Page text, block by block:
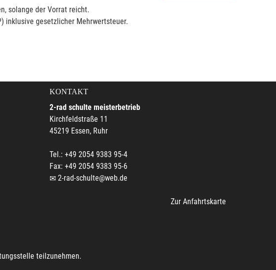
solange der Vorrat reicht.
inklusive gesetzlicher Mehrwertsteuer.
KONTAKT
2-rad schulte meisterbetrieb
Kirchfeldstraße 11
45219 Essen, Ruhr
Tel.: +49 2054 9383 95-4
Fax: +49 2054 9383 95-6
2-rad-schulte@web.de
Zur Anfahrtskarte
teilzunehmen.